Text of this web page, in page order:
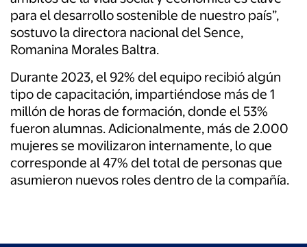
para el desarrollo sostenible de nuestro país”,
sostuvo la directora nacional del Sence,
Romanina Morales Baltra.
Durante 2023, el 92% del equipo recibió algún
tipo de capacitación, impartiéndose más de 1
millón de horas de formación, donde el 53%
fueron alumnas. Adicionalmente, más de 2.000
mujeres se movilizaron internamente, lo que
corresponde al 47% del total de personas que
asumieron nuevos roles dentro de la compañía.